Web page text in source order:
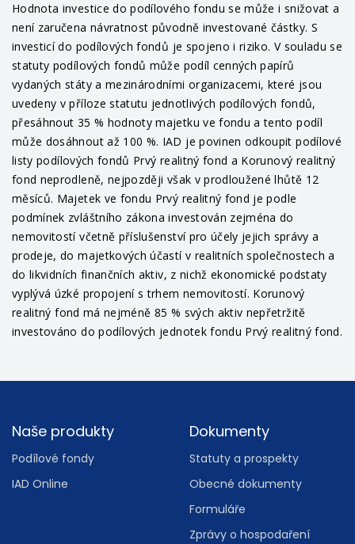
Hodnota investice do podílového fondu se může i snižovat a
není zaručena návratnost původně investované částky. S
investicí do podílových fondů je spojeno i riziko. V souladu se
statuty podílových fondů může podíl cenných papírů
vydaných státy a mezinárodními organizacemi, které jsou
uvedeny v příloze statutu jednotlivých podílových fondů,
přesáhnout 35 % hodnoty majetku ve fondu a tento podíl
může dosáhnout až 100 %. IAD je povinen odkoupit podílové
listy podílových fondů Prvý realitný fond a Korunový realitný
fond neprodleně, nejpozději však v prodloužené lhůtě 12
měsíců. Majetek ve fondu Prvý realitný fond je podle
podmínek zvláštního zákona investován zejména do
nemovitostí včetně příslušenství pro účely jejich správy a
prodeje, do majetkových účastí v realitních společnostech a
do likvidních finančních aktiv, z nichž ekonomické podstaty
vyplývá úzké propojení s trhem nemovitostí. Korunový
realitný fond má nejméně 85 % svých aktiv nepřetržitě
investováno do podílových jednotek fondu Prvý realitný fond.
Footer
Naše produkty
Podílové fondy
IAD Online
Dokumenty
Statuty a prospekty
Obecné dokumenty
Formuláře
Zprávy o hospodaření